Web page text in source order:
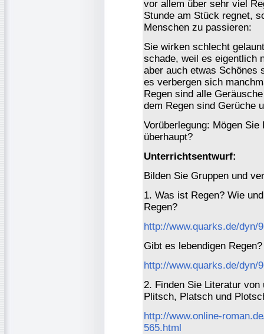
vor allem über sehr viel
Stunde am Stück regnet,
Menschen zu passieren:
Sie wirken schlecht
schade, weil es eigentlich
aber auch etwas Schönes
es verbergen sich
Regen sind alle
dem Regen sind Gerüche
Vorüberlegung: Mögen
überhaupt?
Unterrichtsentwurf:
Bilden Sie Gruppen und
1. Was ist Regen? Wie
Regen?
http://www.quarks.de/dyn/
Gibt es lebendigen Regen?
http://www.quarks.de/dyn/
2. Finden Sie Literatur
Plitsch, Platsch und
http://www.online-
565.html